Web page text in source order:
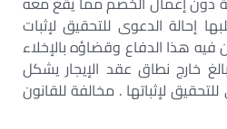
إحالة الدعوى للتحقيق لإثبات
هذا الدفاع وقضاؤه بالإخلاء
خارج نطاق عقد الإيجار يشكل
لإثباتها . مخالفة للقانون